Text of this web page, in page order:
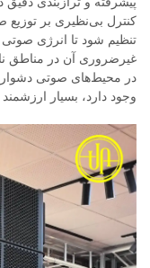
کنترل بی‌نظیری بر توزیع
تنظیم شود تا انرژی صوتی
غیرضروری آن در مناطق
در محیط‌های صوتی
وجود دارد، بسیار